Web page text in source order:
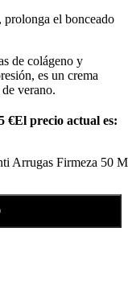
prolonga el bonceado
de colágeno y
es un crema
verano.
€El precio actual es:
Arrugas Firmeza 50